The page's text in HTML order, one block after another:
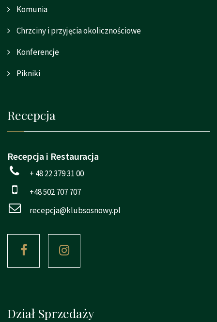
Komunia
Chrzciny i przyjęcia okolicznościowe
Konferencje
Pikniki
Recepcja
Recepcja i Restauracja
+ 48 22 379 31 00
+48 502 707 707
recepcja@klubsosnowy.pl
Dział Sprzedaży